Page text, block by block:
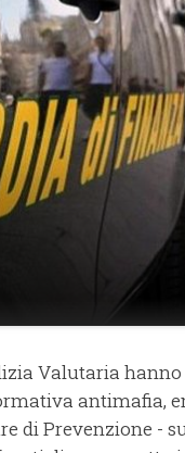
Valutaria
antimafia,
di Prevenzione -